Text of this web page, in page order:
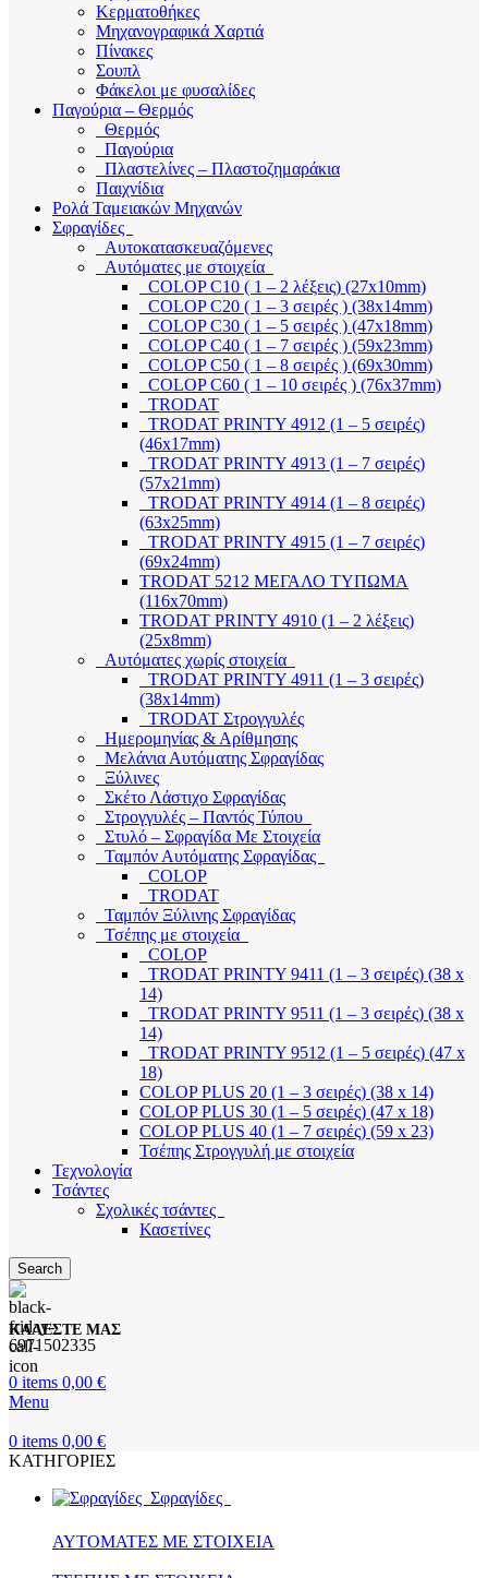
Κερματοθήκες
Μηχανογραφικά Χαρτιά
Πίνακες
Σουπλ
Φάκελοι με φυσαλίδες
Παγούρια – Θερμός
Θερμός
Παγούρια
Πλαστελίνες – Πλαστοζημαράκια
Παιχνίδια
Ρολά Ταμειακών Μηχανών
Σφραγίδες
Αυτοκατασκευαζόμενες
Αυτόματες με στοιχεία
COLOP C10 ( 1 – 2 λέξεις) (27x10mm)
COLOP C20 ( 1 – 3 σειρές ) (38x14mm)
COLOP C30 ( 1 – 5 σειρές ) (47x18mm)
COLOP C40 ( 1 – 7 σειρές ) (59x23mm)
COLOP C50 ( 1 – 8 σειρές ) (69x30mm)
COLOP C60 ( 1 – 10 σειρές ) (76x37mm)
TRODAT
TRODAT PRINTY 4912 (1 – 5 σειρές)
(46x17mm)
TRODAT PRINTY 4913 (1 – 7 σειρές)
(57x21mm)
TRODAT PRINTY 4914 (1 – 8 σειρές)
(63x25mm)
TRODAT PRINTY 4915 (1 – 7 σειρές)
(69x24mm)
TRODAT 5212 ΜΕΓΑΛΟ ΤΥΠΩΜΑ
(116x70mm)
TRODAT PRINTY 4910 (1 – 2 λέξεις)
(25x8mm)
Αυτόματες χωρίς στοιχεία
TRODAT PRINTY 4911 (1 – 3 σειρές)
(38x14mm)
TRODAT Στρογγυλές
Ημερομηνίας & Αρίθμησης
Μελάνια Αυτόματης Σφραγίδας
Ξύλινες
Σκέτο Λάστιχο Σφραγίδας
Στρογγυλές – Παντός Τύπου
Στυλό – Σφραγίδα Με Στοιχεία
Ταμπόν Αυτόματης Σφραγίδας
COLOP
TRODAT
Ταμπόν Ξύλινης Σφραγίδας
Τσέπης με στοιχεία
COLOP
TRODAT PRINTY 9411 (1 – 3 σειρές) (38 x
14)
TRODAT PRINTY 9511 (1 – 3 σειρές) (38 x
14)
TRODAT PRINTY 9512 (1 – 5 σειρές) (47 x
18)
COLOP PLUS 20 (1 – 3 σειρές) (38 x 14)
COLOP PLUS 30 (1 – 5 σειρές) (47 x 18)
COLOP PLUS 40 (1 – 7 σειρές) (59 x 23)
Τσέπης Στρογγυλή με στοιχεία
Τεχνολογία
Τσάντες
Σχολικές τσάντες
Κασετίνες
Search
ΚΑΛΕΣΤΕ ΜΑΣ
6971502335
0 items 0,00 €
Menu
0 items 0,00 €
ΚΑΤΗΓΟΡΙΕΣ
Σφραγίδες
ΑΥΤΟΜΑΤΕΣ ΜΕ ΣΤΟΙΧΕΙΑ